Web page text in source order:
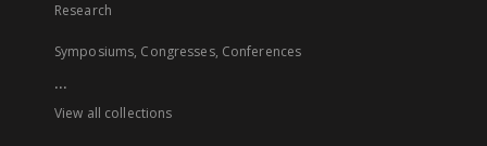
Research
Symposiums, Congresses, Conferences
...
View all collections